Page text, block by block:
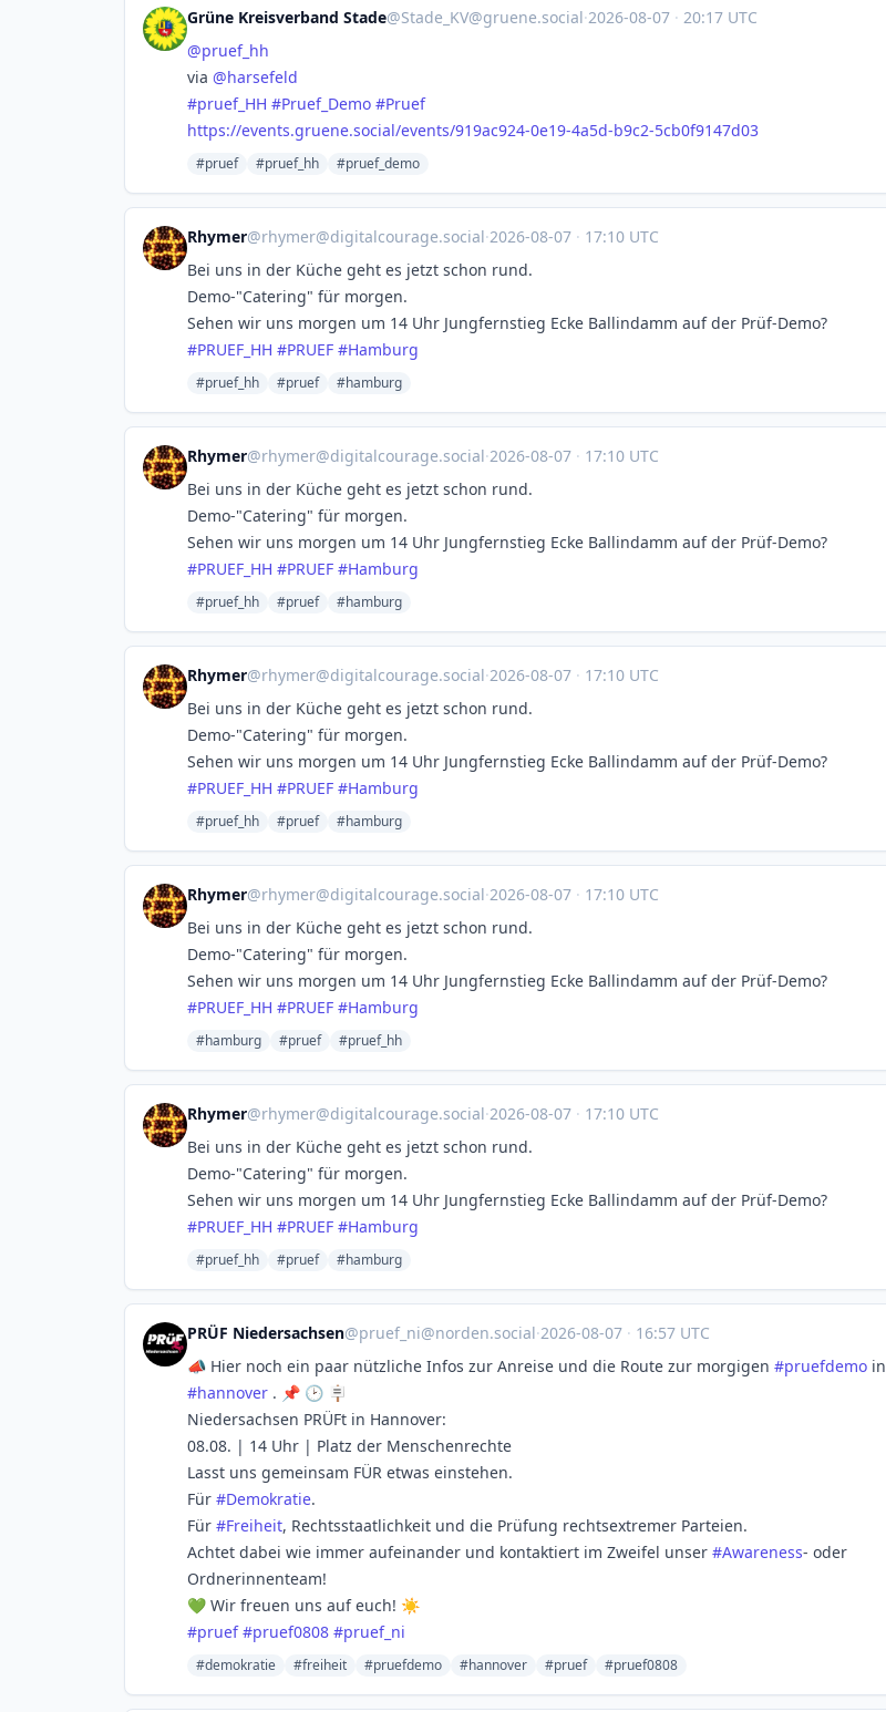
Grüne Kreisverband Stade@Stade_KV@gruene.social·2026-08-07 · 20:17 UTC
@pruef_hh
via @harsefeld
#pruef_HH #Pruef_Demo #Pruef
https://events.gruene.social/events/919ac924-0e19-4a5d-b9c2-5cb0f9147d03
#pruef #pruef_hh #pruef_demo
Rhymer@rhymer@digitalcourage.social·2026-08-07 · 17:10 UTC
Bei uns in der Küche geht es jetzt schon rund.
Demo-"Catering" für morgen.
Sehen wir uns morgen um 14 Uhr Jungfernstieg Ecke Ballindamm auf der Prüf-Demo?
#PRUEF_HH #PRUEF #Hamburg
#pruef_hh #pruef #hamburg
Rhymer@rhymer@digitalcourage.social·2026-08-07 · 17:10 UTC
Bei uns in der Küche geht es jetzt schon rund.
Demo-"Catering" für morgen.
Sehen wir uns morgen um 14 Uhr Jungfernstieg Ecke Ballindamm auf der Prüf-Demo?
#PRUEF_HH #PRUEF #Hamburg
#pruef_hh #pruef #hamburg
Rhymer@rhymer@digitalcourage.social·2026-08-07 · 17:10 UTC
Bei uns in der Küche geht es jetzt schon rund.
Demo-"Catering" für morgen.
Sehen wir uns morgen um 14 Uhr Jungfernstieg Ecke Ballindamm auf der Prüf-Demo?
#PRUEF_HH #PRUEF #Hamburg
#pruef_hh #pruef #hamburg
Rhymer@rhymer@digitalcourage.social·2026-08-07 · 17:10 UTC
Bei uns in der Küche geht es jetzt schon rund.
Demo-"Catering" für morgen.
Sehen wir uns morgen um 14 Uhr Jungfernstieg Ecke Ballindamm auf der Prüf-Demo?
#PRUEF_HH #PRUEF #Hamburg
#hamburg #pruef #pruef_hh
Rhymer@rhymer@digitalcourage.social·2026-08-07 · 17:10 UTC
Bei uns in der Küche geht es jetzt schon rund.
Demo-"Catering" für morgen.
Sehen wir uns morgen um 14 Uhr Jungfernstieg Ecke Ballindamm auf der Prüf-Demo?
#PRUEF_HH #PRUEF #Hamburg
#pruef_hh #pruef #hamburg
PRÜF Niedersachsen@pruef_ni@norden.social·2026-08-07 · 16:57 UTC
📣 Hier noch ein paar nützliche Infos zur Anreise und die Route zur morgigen #pruefdemo in
#hannover . 📌 🕑 🪧
Niedersachsen PRÜFt in Hannover:
08.08. | 14 Uhr | Platz der Menschenrechte
Lasst uns gemeinsam FÜR etwas einstehen.
Für #Demokratie.
Für #Freiheit, Rechtsstaatlichkeit und die Prüfung rechtsextremer Parteien.
Achtet dabei wie immer aufeinander und kontaktiert im Zweifel unser #Awareness- oder
Ordnerinnenteam!
💚 Wir freuen uns auf euch! ☀️
#pruef #pruef0808 #pruef_ni
#demokratie #freiheit #pruefdemo #hannover #pruef #pruef0808